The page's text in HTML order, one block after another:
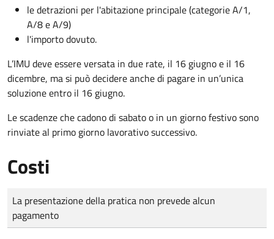
le detrazioni per l'abitazione principale (categorie A/1,
A/8 e A/9)
l'importo dovuto.
L’IMU deve essere versata in due rate, il 16 giugno e il 16
dicembre, ma si può decidere anche di pagare in un’unica
soluzione entro il 16 giugno.
Le scadenze che cadono di sabato o in un giorno festivo sono
rinviate al primo giorno lavorativo successivo.
Costi
Tipo di pagamento
Importo
La presentazione della pratica non prevede alcun
pagamento